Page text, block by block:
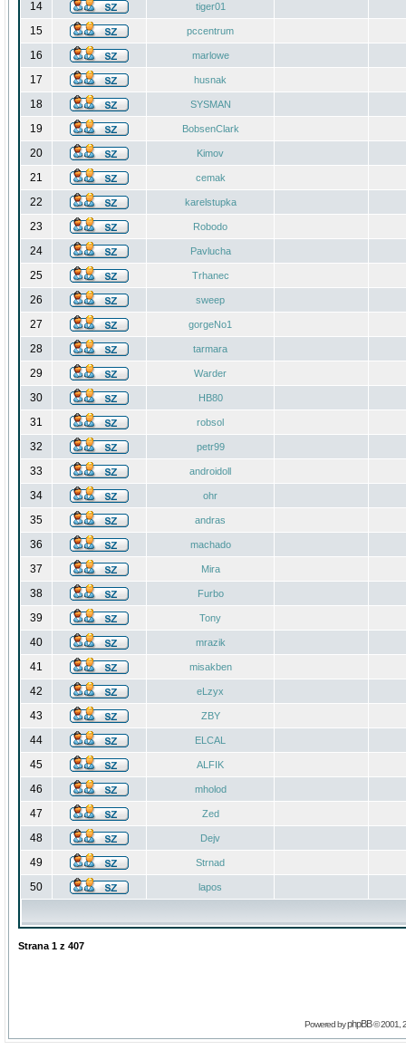
14 tiger01
15 pccentrum
16 marlowe
17 husnak
18 SYSMAN
19 BobsenClark
20 Kimov
21 cemak
22 karelstupka
23 Robodo
24 Pavlucha
25 Trhanec
26 sweep
27 gorgeNo1
28 tarmara
29 Warder
30 HB80
31 robsol
32 petr99
33 androidoll
34 ohr
35 andras
36 machado
37 Mira
38 Furbo
39 Tony
40 mrazik
41 misakben
42 eLzyx
43 ZBY
44 ELCAL
45 ALFIK
46 mholod
47 Zed
48 Dejv
49 Strnad
50 lapos
Strana 1 z 407
Powered byphpBB© 2001,